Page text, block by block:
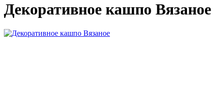
Декоративное кашпо Вязаное